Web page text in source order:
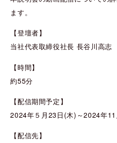
ます。
【登壇者】
当社代表取締役社長 長谷川高志
【時間】
約55分
【配信期間予定】
2024年５月23日(木)～2024年
【配信先】